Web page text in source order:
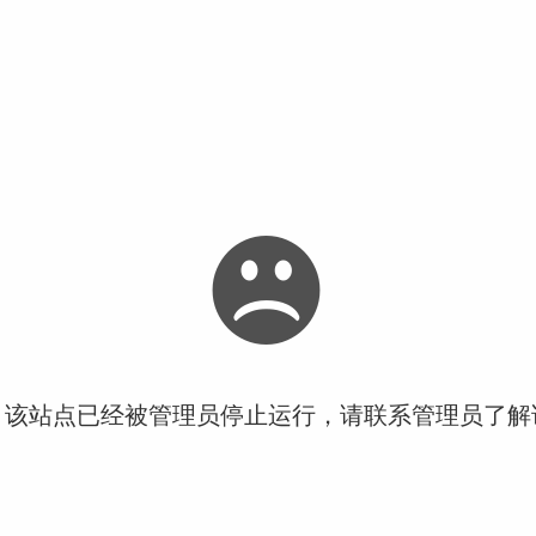
站点已经被管理员停止运行，请联系管理员了